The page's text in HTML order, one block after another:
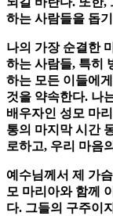
하는 사람들을 돕
나의 가장 순결한
하는 사람들, 특히
하는 모든 이들에
것을 약속한다. 나
배우자인 성모 마
통의 마지막 시간
로하고, 우리 마음
예수님께서 제 가
모 마리아와 함께
다. 그들의 구주이